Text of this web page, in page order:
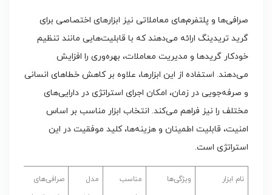
صرافی‌ها و پلتفرم‌های معاملاتی نیز ابزارهای اختصاصی برای
گرید تریدینگ ارائه می‌دهند که با قابلیت‌هایی مانند تنظیم
خودکار گریدها و مدیریت معاملات، بهره‌وری را افزایش
می‌دهند. استفاده از این ابزارها، علاوه بر کاهش خطاهای انسانی
و صرفه‌جویی در زمان، امکان اجرای استراتژی در دارایی‌های
مختلف را نیز فراهم می‌کند. انتخاب ابزار مناسب بر اساس
امنیت، قابلیت اطمینان و هزینه‌ها، کلید موفقیت در این
استراتژی است.
نام ابزار ویژگی‌ها
مناسب
مدل
صرافی‌های